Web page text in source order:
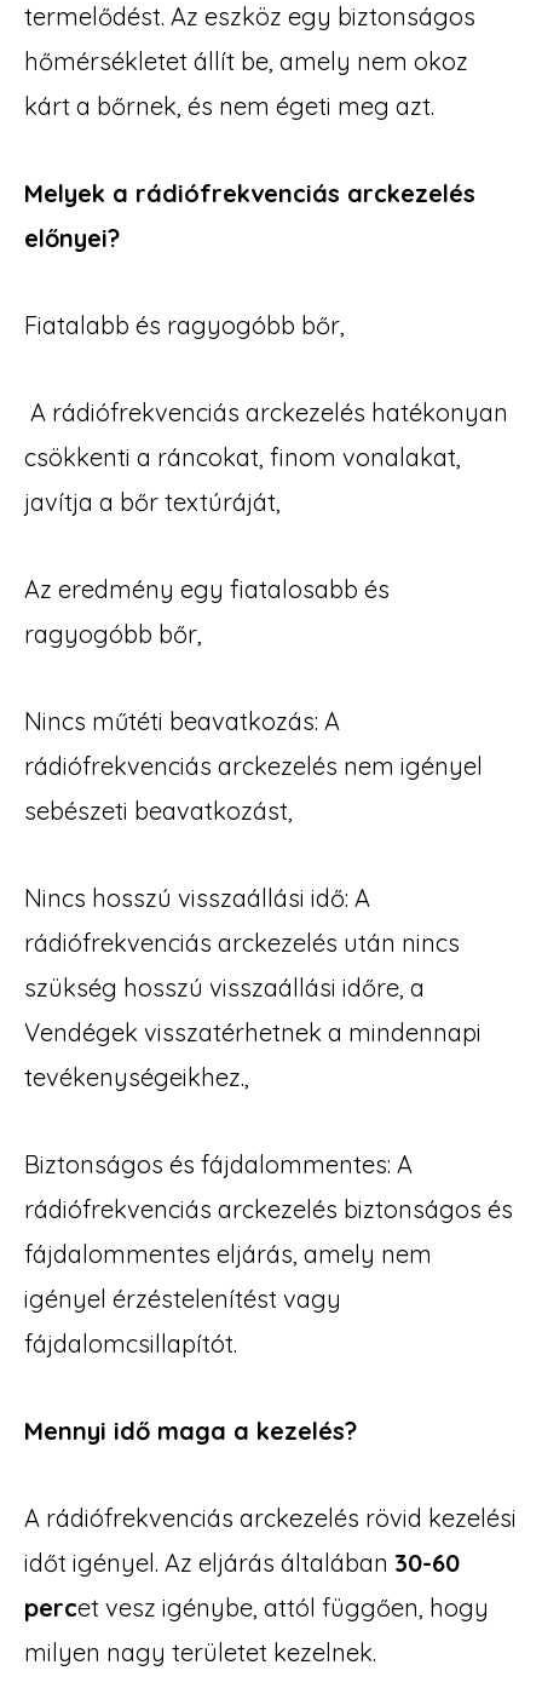
termelődést. Az eszköz egy biztonságos
hőmérsékletet állít be, amely nem okoz
kárt a bőrnek, és nem égeti meg azt.
Melyek a rádiófrekvenciás arckezelés
előnyei?
Fiatalabb és ragyogóbb bőr,
A rádiófrekvenciás arckezelés hatékonyan
csökkenti a ráncokat, finom vonalakat,
javítja a bőr textúráját,
Az eredmény egy fiatalosabb és
ragyogóbb bőr,
Nincs műtéti beavatkozás: A
rádiófrekvenciás arckezelés nem igényel
sebészeti beavatkozást,
Nincs hosszú visszaállási idő: A
rádiófrekvenciás arckezelés után nincs
szükség hosszú visszaállási időre, a
Vendégek visszatérhetnek a mindennapi
tevékenységeikhez.,
Biztonságos és fájdalommentes: A
rádiófrekvenciás arckezelés biztonságos és
fájdalommentes eljárás, amely nem
igényel érzéstelenítést vagy
fájdalomcsillapítót.
Mennyi idő maga a kezelés?
A rádiófrekvenciás arckezelés rövid kezelési
időt igényel. Az eljárás általában 30-60
percet vesz igénybe, attól függően, hogy
milyen nagy területet kezelnek.